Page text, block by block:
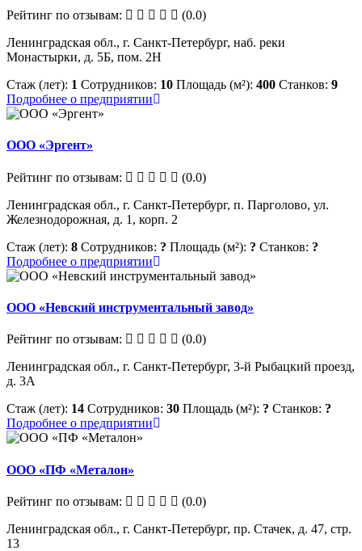
Рейтинг по отзывам:
(0.0)
Ленинградская обл., г. Санкт-Петербург, наб. реки
Монастырки, д. 5Б, пом. 2Н
Стаж (лет): 1 Сотрудников: 10 Площадь (м²): 400 Станков: 9
Подробнее о предприятии
ООО «Эргент»
Рейтинг по отзывам:
(0.0)
Ленинградская обл., г. Санкт-Петербург, п. Парголово, ул.
Железнодорожная, д. 1, корп. 2
Стаж (лет): 8 Сотрудников: ? Площадь (м²): ? Станков: ?
Подробнее о предприятии
ООО «Невский инструментальный завод»
Рейтинг по отзывам:
(0.0)
Ленинградская обл., г. Санкт-Петербург, 3-й Рыбацкий проезд,
д. 3А
Стаж (лет): 14 Сотрудников: 30 Площадь (м²): ? Станков: ?
Подробнее о предприятии
ООО «ПФ «Металон»
Рейтинг по отзывам:
(0.0)
Ленинградская обл., г. Санкт-Петербург, пр. Стачек, д. 47, стр.
13